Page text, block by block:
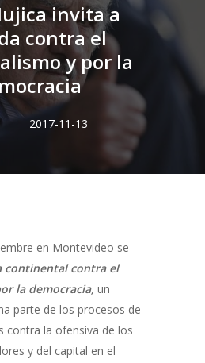
invita a
contra el
y por la
2017-11-13
en Montevideo se
continental contra el
la democracia, un
parte de los procesos de
contra la ofensiva de los
y del capital en el